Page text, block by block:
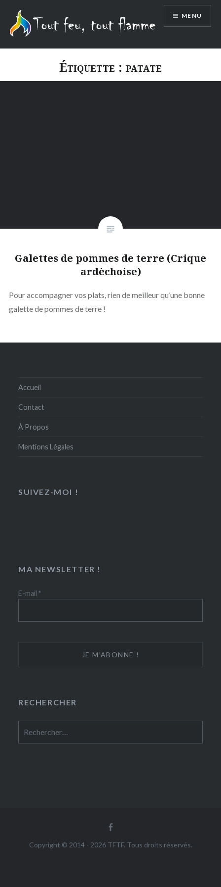
contenu
MENU
Étiquette : patate
Galettes de pommes de terre (Crique
ardèchoise)
Pour accompagner vos plats, rien de meilleur qu’une bonne
galette de pommes de terre !
Accueil
Contact
À Propos
Mentions Légales
SUIVEZ-MOI !
MA NEWSLETTER !
E-mail*
RECHERCHER
Copyright © 2014 - 2026 TFTF. Tous droits réservés.